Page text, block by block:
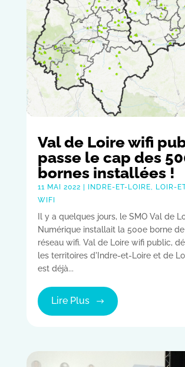
Val de Loire wifi
passe le cap des
bornes installées !
11 MAI 2022 | INDRE-ET-LOIRE LOIR-
WIFI
Il y a quelques jours, le SMO Val de
Numérique installait la 500e borne
réseau wifi. Val de Loire wifi public,
les territoires d'Indre-et-Loire et de
est déjà...
Lire Plus